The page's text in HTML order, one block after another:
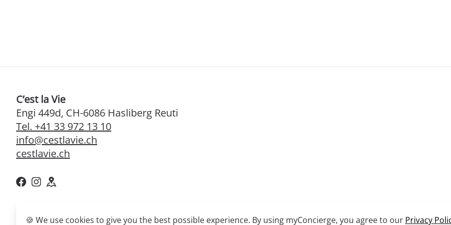
C’est la Vie
Engi 449d, CH-6086 Hasliberg Reuti
Tel. +41 33 972 13 10
info@cestlavie.ch
cestlavie.ch
Powered by myConcierge
🍪 We use cookies to give you the best possible experience. By using myConcierge, you agree to our Privacy